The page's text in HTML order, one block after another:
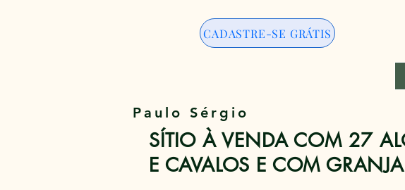
CADASTRE-SE GRÁTIS
Paulo Sérgio
SÍTIO À VENDA COM 27
E CAVALOS E COM